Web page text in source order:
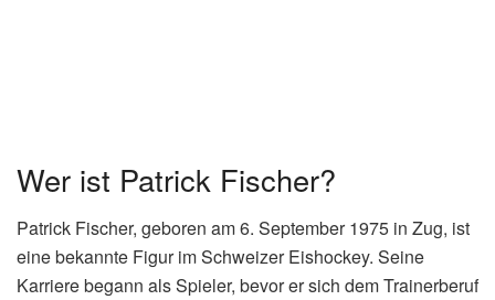
Wer ist Patrick Fischer?
Patrick Fischer, geboren am 6. September 1975 in Zug, ist
eine bekannte Figur im Schweizer Eishockey. Seine
Karriere begann als Spieler, bevor er sich dem Trainerberuf